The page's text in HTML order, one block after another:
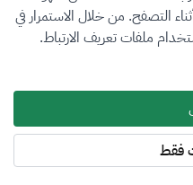
JHUA3871, 3871, ابحر الشمالية, 9276, الامير
التصفح. من خلال الاستمرار في
ملفات تعريف الارتباط.
فقط